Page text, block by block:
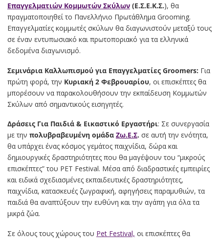
Επαγγελματιών Κομμωτών Σκύλων (Ε.Σ.Ε.Κ.Σ.), θα
πραγματοποιηθεί το Πανελλήνιο Πρωτάθλημα Grooming.
Επαγγελματίες κομμωτές σκύλων θα διαγωνιστούν μεταξύ τους
σε έναν εντυπωσιακό και πρωτοποριακό για τα ελληνικά
δεδομένα διαγωνισμό.
Σεμινάρια Καλλωπισμού για Επαγγελματίες Groomers: Για
πρώτη φορά, την Κυριακή 2 Φεβρουαρίου, οι επισκέπτες θα
μπορέσουν να παρακολουθήσουν την εκπαίδευση Κομμωτών
Σκύλων από σημαντικούς εισηγητές.
Δράσεις Για Παιδιά & Εικαστικό Εργαστήρι: Σε συνεργασία
με την πολυβραβευμένη ομάδα Ζω.Ε.Σ. σε αυτή την ενότητα,
θα υπάρχει ένας κόσμος γεμάτος παιχνίδια, δώρα και
δημιουργικές δραστηριότητες που θα μαγέψουν του “μικρούς
επισκέπτες” του PET Festival. Μέσα από διαδραστικές εμπειρίες
και ειδικά σχεδιασμένες εκπαιδευτικές δραστηριότητες,
παιχνίδια, κατασκευές ζωγραφική, αφηγήσεις παραμυθιών, τα
παιδιά θα αναπτύξουν την ευθύνη και την αγάπη για όλα τα
μικρά ζώα.
Σε όλους τους χώρους του Pet Festival, οι επισκέπτες θα